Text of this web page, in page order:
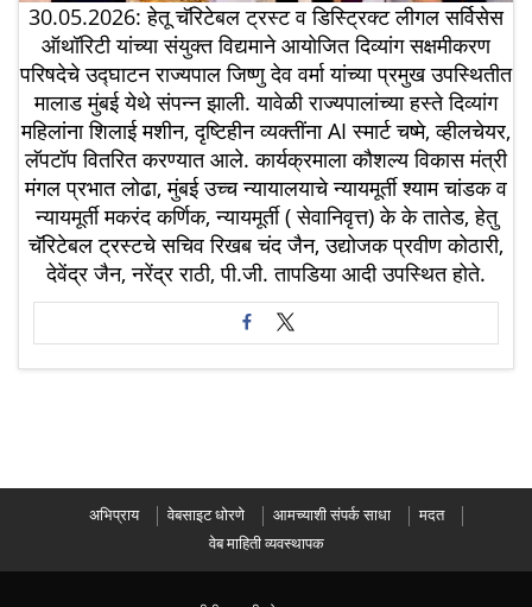
30.05.2026: हेतू चॅरिटेबल ट्रस्ट व डिस्ट्रिक्ट लीगल सर्विसेस
ऑथॉरिटी यांच्या संयुक्त विद्यमाने आयोजित दिव्यांग सक्षमीकरण
परिषदेचे उद्घाटन राज्यपाल जिष्णु देव वर्मा यांच्या प्रमुख उपस्थितीत
मालाड मुंबई येथे संपन्न झाली. यावेळी राज्यपालांच्या हस्ते दिव्यांग
महिलांना शिलाई मशीन, दृष्टिहीन व्यक्तींना AI स्मार्ट चष्मे, व्हीलचेयर,
लॅपटॉप वितरित करण्यात आले. कार्यक्रमाला कौशल्य विकास मंत्री
मंगल प्रभात लोढा, मुंबई उच्च न्यायालयाचे न्यायमूर्ती श्याम चांडक व
न्यायमूर्ती मकरंद कर्णिक, न्यायमूर्ती ( सेवानिवृत्त) के के तातेड, हेतु
चॅरिटेबल ट्रस्टचे सचिव रिखब चंद जैन, उद्योजक प्रवीण कोठारी,
देवेंद्र जैन, नरेंद्र राठी, पी.जी. तापडिया आदी उपस्थित होते.
अभिप्राय वेबसाइट धोरणे आमच्याशी संपर्क साधा
मदत
वेब माहिती व्यवस्थापक